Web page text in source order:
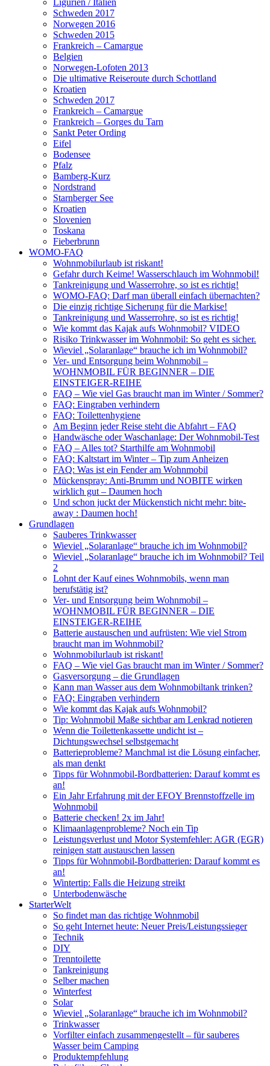
Schweden 2017
Norwegen 2016
Schweden 2015
Frankreich – Camargue
Belgien
Norwegen-Lofoten 2013
Die ultimative Reiseroute durch Schottland
Kroatien
Schweden 2017
Frankreich – Camargue
Frankreich – Gorges du Tarn
Sankt Peter Ording
Eifel
Bodensee
Pfalz
Bamberg-Kurz
Nordstrand
Starnberger See
Kroatien
Slovenien
Toskana
Fieberbrunn
WOMO-FAQ
Wohnmobilurlaub ist riskant!
Gefahr durch Keime! Wasserschlauch im Wohnmobil!
Tankreinigung und Wasserrohre, so ist es richtig!
WOMO-FAQ: Darf man überall einfach übernachten?
Die einzig richtige Sicherung für die Markise!
Tankreinigung und Wasserrohre, so ist es richtig!
Wie kommt das Kajak aufs Wohnmobil? VIDEO
Risiko Trinkwasser im Wohnmobil: So geht es sicher.
Wieviel „Solaranlage“ brauche ich im Wohnmobil?
Ver- und Entsorgung beim Wohnmobil –
WOHNMOBIL FÜR BEGINNER – DIE
EINSTEIGER-REIHE
FAQ – Wie viel Gas braucht man im Winter / Sommer?
FAQ: Eingraben verhindern
FAQ: Toilettenhygiene
Am Beginn jeder Reise steht die Abfahrt – FAQ
Handwäsche oder Waschanlage: Der Wohnmobil-Test
FAQ – Alles tot? Starthilfe am Wohnmobil
FAQ: Kaltstart im Winter – Tip zum Anheizen
FAQ: Was ist ein Fender am Wohnmobil
Mückenspray: Anti-Brumm und NOBITE wirken
wirklich gut – Daumen hoch
Und schon juckt der Mückenstich nicht mehr: bite-
away : Daumen hoch!
Grundlagen
Sauberes Trinkwasser
Wieviel „Solaranlage“ brauche ich im Wohnmobil?
Wieviel „Solaranlage“ brauche ich im Wohnmobil? Teil
2
Lohnt der Kauf eines Wohnmobils, wenn man
berufstätig ist?
Ver- und Entsorgung beim Wohnmobil –
WOHNMOBIL FÜR BEGINNER – DIE
EINSTEIGER-REIHE
Batterie austauschen und aufrüsten: Wie viel Strom
braucht man im Wohnmobil?
Wohnmobilurlaub ist riskant!
FAQ – Wie viel Gas braucht man im Winter / Sommer?
Gasversorgung – die Grundlagen
Kann man Wasser aus dem Wohnmobiltank trinken?
FAQ: Eingraben verhindern
Wie kommt das Kajak aufs Wohnmobil?
Tip: Wohnmobil Maße sichtbar am Lenkrad notieren
Wenn die Toilettenkassette undicht ist –
Dichtungswechsel selbstgemacht
Batterieprobleme? Manchmal ist die Lösung einfacher,
als man denkt
Tipps für Wohnmobil-Bordbatterien: Darauf kommt es
an!
Ein Jahr Erfahrung mit der EFOY Brennstoffzelle im
Wohnmobil
Batterie checken! 2x im Jahr!
Klimaanlagenprobleme? Noch ein Tip
Leistungsverlust und Motor Systemfehler: AGR (EGR)
reinigen statt austauschen lassen
Tipps für Wohnmobil-Bordbatterien: Darauf kommt es
an!
Wintertip: Falls die Heizung streikt
Unterbodenwäsche
StarterWelt
So findet man das richtige Wohnmobil
So geht Internet heute: Neuer Preis/Leistungssieger
Technik
DIY
Trenntoilette
Tankreinigung
Selber machen
Winterfest
Solar
Wieviel „Solaranlage“ brauche ich im Wohnmobil?
Trinkwasser
Vorfilter einfach zusammengestellt – für sauberes
Wasser beim Camping
Produktempfehlung